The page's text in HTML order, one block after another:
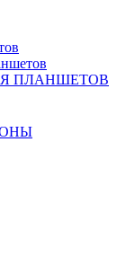
ПЛАНШЕТОВ